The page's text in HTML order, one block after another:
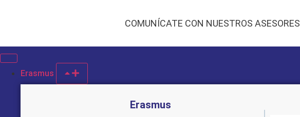
COMUNÍCATE CON NUESTROS ASESORES
Erasmus
Erasmus